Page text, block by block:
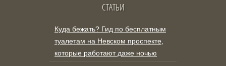
СТАТЬИ
Куда бежать? Гид по бесплатным
туалетам на Невском проспекте,
которые работают даже ночью